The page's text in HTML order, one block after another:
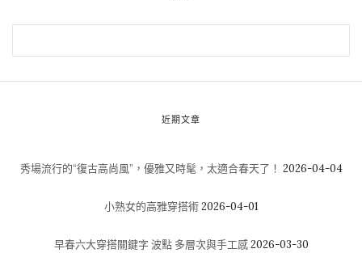
近期文章
秀場流行的“復古高尚風”，優雅又時髦，太適合春天了！ 2026-04-04
小熟女的高雅穿搭術 2026-04-01
早春六大穿搭關鍵字 波點 多層次與手工感 2026-03-30